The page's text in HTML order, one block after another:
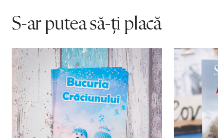
S-ar putea să-ți placă